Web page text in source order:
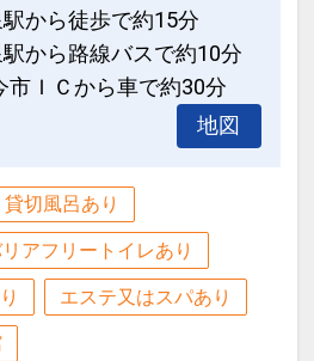
から徒歩で約15分
から路線バスで約10分
市ＩＣから車で約30分
地図
貸切風呂あり
アフリートイレあり
エステ又はスパあり